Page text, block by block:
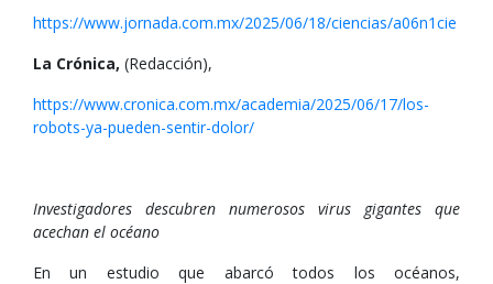
https://www.jornada.com.mx/2025/06/18/ciencias/a06n1cie
La Crónica, (Redacción),
https://www.cronica.com.mx/academia/2025/06/17/los-
robots-ya-pueden-sentir-dolor/
Investigadores descubren numerosos virus gigantes que
acechan el océano
En un estudio que abarcó todos los océanos,